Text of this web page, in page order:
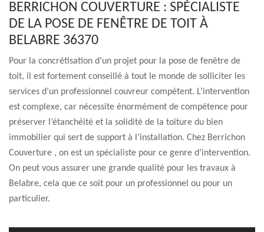
BERRICHON COUVERTURE : SPÉCIALISTE
DE LA POSE DE FENÊTRE DE TOIT À
BELABRE 36370
Pour la concrétisation d’un projet pour la pose de fenêtre de
toit, il est fortement conseillé à tout le monde de solliciter les
services d’un professionnel couvreur compétent. L’intervention
est complexe, car nécessite énormément de compétence pour
préserver l’étanchéité et la solidité de la toiture du bien
immobilier qui sert de support à l’installation. Chez Berrichon
Couverture , on est un spécialiste pour ce genre d’intervention.
On peut vous assurer une grande qualité pour les travaux à
Belabre, cela que ce soit pour un professionnel ou pour un
particulier.